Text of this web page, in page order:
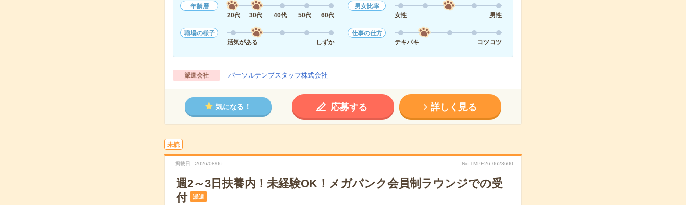
年齢層
20代
30代 40代 50代 60代
男女比率
女性
男性
職場の様子
活気がある
しずか
仕事の仕方
テキパキ
コツコツ
派遣会社 パーソルテンプスタッフ株式会社
気になる！ 応募する 詳しく見る
未読
掲載日 2026/08/06 No.TMPE26-0623600
週2～3日扶養内！未経験OK！メガバンク会員制ラウンジでの受
付
派遣